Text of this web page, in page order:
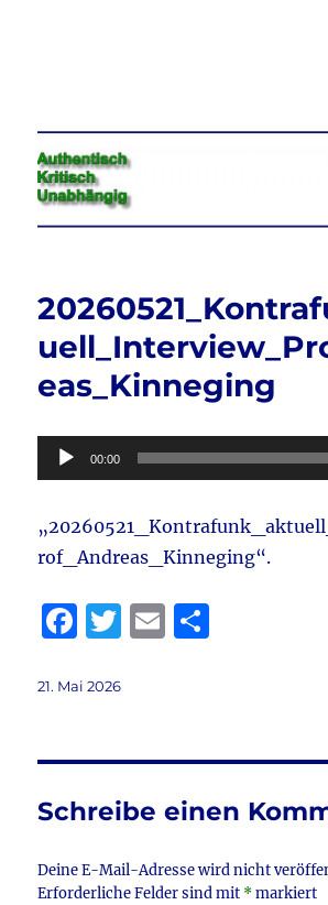
Jeder hat das Recht,
Meinung in Wort,
frei zu äußern und zu
eas_Kinneging
Audio-
Player
00:00
rof_Andreas_Kinneging“.
F
c
b
o
o
k
T
r
E
Veröffentlicht
21. Mai 2026
Schreibe einen
Deine E-Mail-Adresse wird nicht
Erforderliche Felder sind mit *markiert